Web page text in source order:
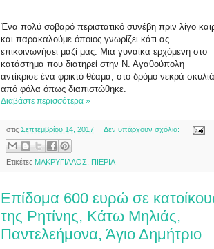
Ένα πολύ σοβαρό περιστατικό συνέβη πριν λίγο
και παρακαλούμε όποιος γνωρίζει κάτι ας
επικοινωνήσει μαζί μας. Μια γυναίκα ερχόμενη στο
κατάστημα που διατηρεί στην Ν. Αγαθούπολη
αντίκρισε ένα φρικτό θέαμα, στο δρόμο νεκρά σκυλιά
από φόλα όπως διαπιστώθηκε.
Διαβάστε περισσότερα »
στις Σεπτεμβρίου 14, 2017 Δεν υπάρχουν σχόλια:
Ετικέτες ΜΑΚΡΥΓΙΑΛΟΣ ΠΙΕΡΙΑ
Επίδομα 600 ευρώ σε
της Ρητίνης, Κάτω Μηλιάς,
Παντελεήμονα, Άγιο Δημήτριο